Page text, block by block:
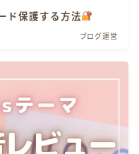
ド保護する方法
ブログ運営